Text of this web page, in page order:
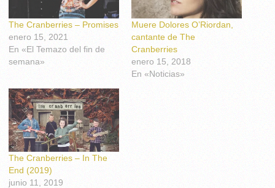
The Cranberries – Promises
enero 15, 2021
En «El Temazo del fin de
semana»
Muere Dolores O’Riordan,
cantante de The
Cranberries
enero 15, 2018
En «Noticias»
The Cranberries – In The
End (2019)
junio 11, 2019